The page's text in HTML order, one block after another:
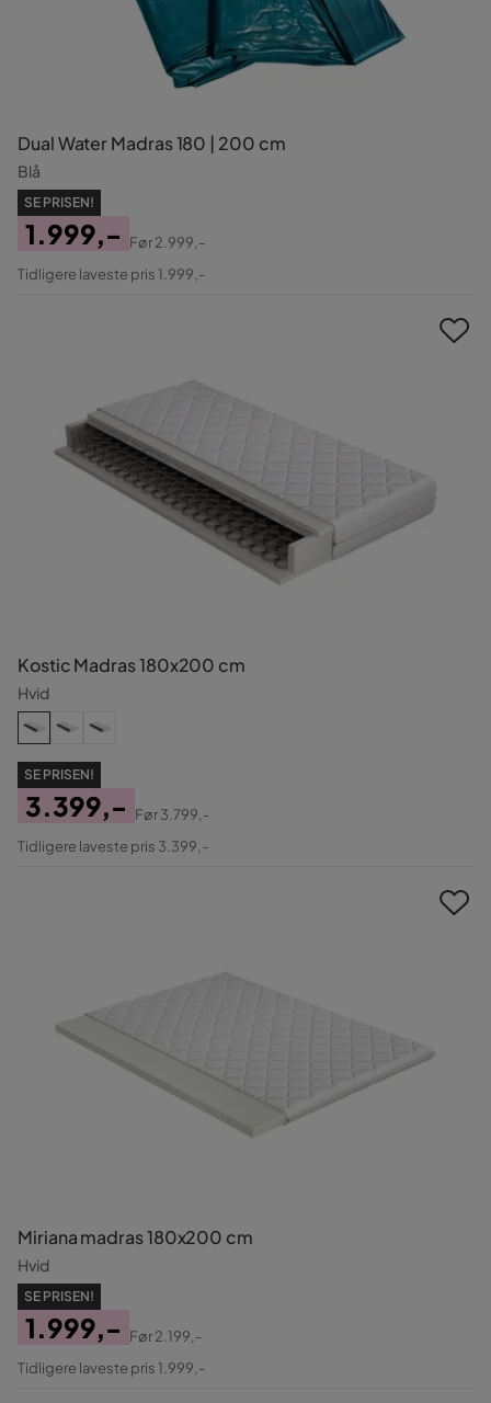
Dual Water Madras 180 | 200 cm
Blå
SE PRISEN!
Pris
1.999,-
Original
Før2.999,-
Tidligere laveste pris 1.999,-
Kostic Madras 180x200 cm
Hvid
SE PRISEN!
Pris
3.399,-
Original
Før3.799,-
Tidligere laveste pris 3.399,-
Miriana madras 180x200 cm
Hvid
SE PRISEN!
Pris
1.999,-
Original
Før2.199,-
Tidligere laveste pris 1.999,-